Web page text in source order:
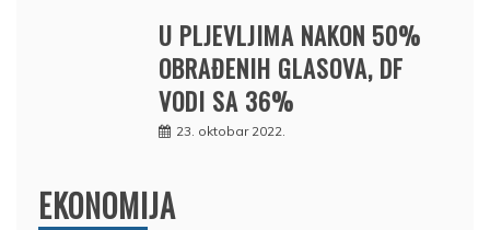
U PLJEVLJIMA NAKON 50%
OBRAĐENIH GLASOVA, DF
VODI SA 36%
23. oktobar 2022.
EKONOMIJA